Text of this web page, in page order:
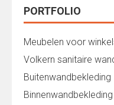
PORTFOLIO
Meubelen voor
Volkern sanitaire
Buitenwandbekleding
Binnenwandbekleding